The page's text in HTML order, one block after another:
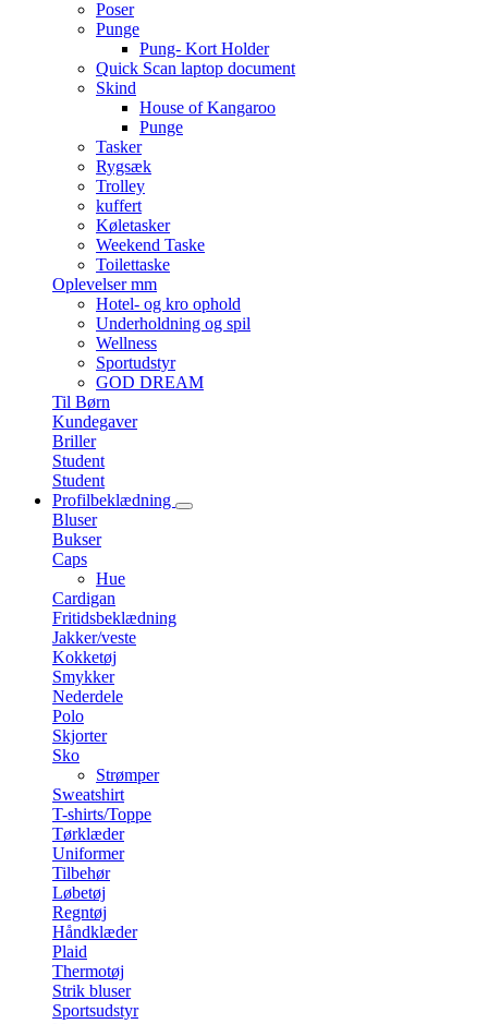
Poser
Punge
Pung- Kort Holder
Quick Scan laptop document
Skind
House of Kangaroo
Punge
Tasker
Rygsæk
Trolley
kuffert
Køletasker
Weekend Taske
Toilettaske
Oplevelser mm
Hotel- og kro ophold
Underholdning og spil
Wellness
Sportudstyr
GOD DREAM
Til Børn
Kundegaver
Briller
Student
Student
Profilbeklædning
Bluser
Bukser
Caps
Hue
Cardigan
Fritidsbeklædning
Jakker/veste
Kokketøj
Smykker
Nederdele
Polo
Skjorter
Sko
Strømper
Sweatshirt
T-shirts/Toppe
Tørklæder
Uniformer
Tilbehør
Løbetøj
Regntøj
Håndklæder
Plaid
Thermotøj
Strik bluser
Sportsudstyr